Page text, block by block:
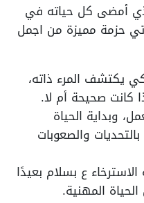
أمضى كل حياته في
حزمة مميزة من اجمل
يكتشف المرء ذاته،
كانت صحيحة أم لا.
وبداية الحياة
والصعوبات
الاسترخاء ع بسلام بعيدًا
المهنية.